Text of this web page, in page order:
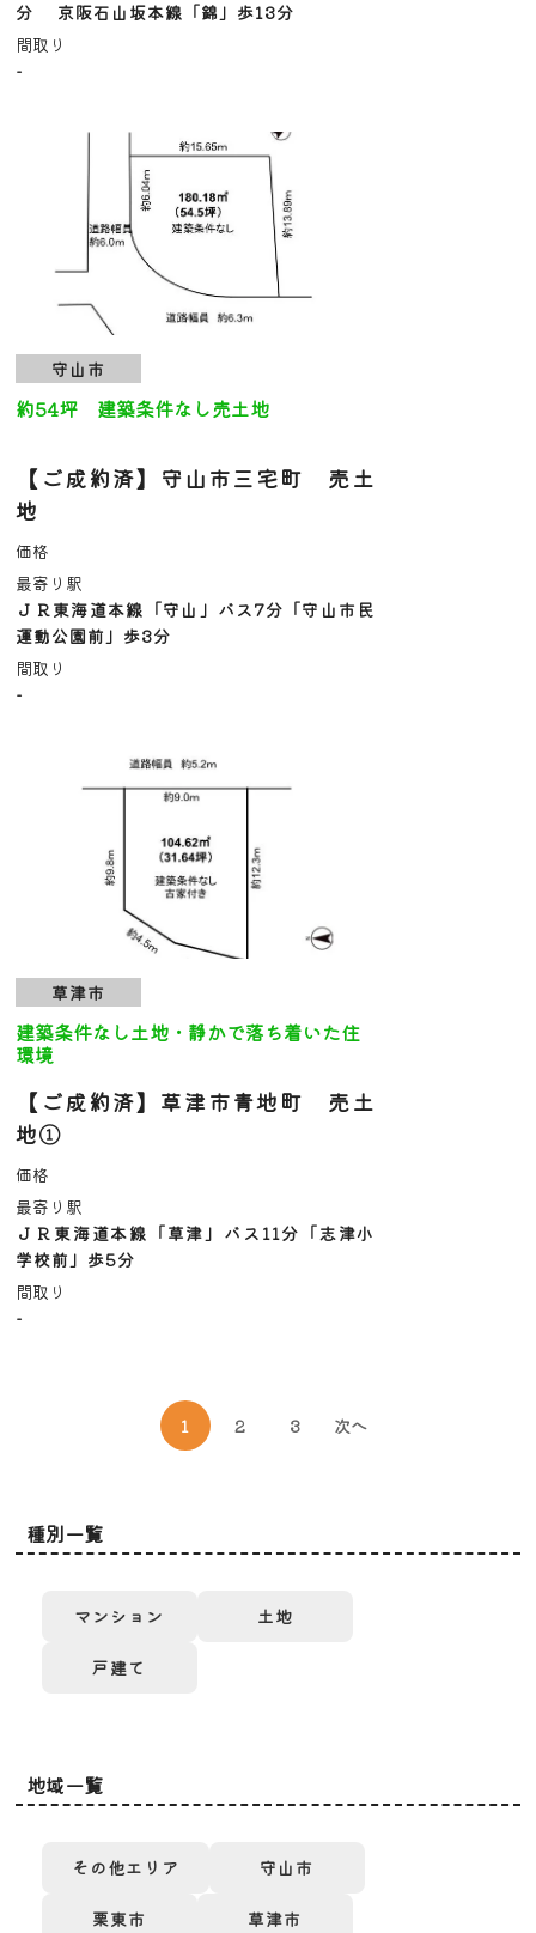
分 京阪石山坂本線「錦」歩13分
間取り
-
守山市
約54坪 建築条件なし売土地
【ご成約済】守山市三宅町 売土
地
価格
最寄り駅
ＪＲ東海道本線「守山」バス7分「守山市民
運動公園前」歩3分
間取り
-
草津市
建築条件なし土地・静かで落ち着いた住
環境
【ご成約済】草津市青地町 売土
地①
価格
最寄り駅
ＪＲ東海道本線「草津」バス11分「志津小
学校前」歩5分
間取り
-
1 2 3 次へ
種別一覧
マンション 土地
戸建て
地域一覧
その他エリア 守山市
栗東市 草津市